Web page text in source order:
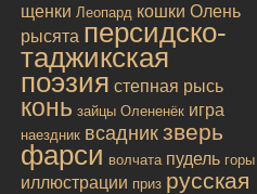
щенки Леопард кошки Олень
рысята персидско-
таджикская
поэзия степная рысь
конь зайцы Олененёк игра
наездник всадник зверь
фарси волчата пудель горы
иллюстрации приз русская